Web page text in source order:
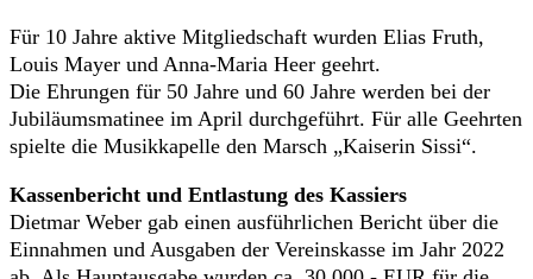
Für 10 Jahre aktive Mitgliedschaft wurden Elias Fruth,
Louis Mayer und Anna-Maria Heer geehrt.
Die Ehrungen für 50 Jahre und 60 Jahre werden bei der
Jubiläumsmatinee im April durchgeführt. Für alle Geehrten
spielte die Musikkapelle den Marsch „Kaiserin Sissi“.
Kassenbericht und Entlastung des Kassiers
Dietmar Weber gab einen ausführlichen Bericht über die
Einnahmen und Ausgaben der Vereinskasse im Jahr 2022